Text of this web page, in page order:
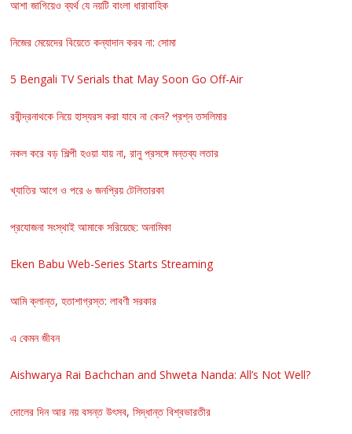
আশা জাগিয়েও ব্যর্থ যে নয়টি বাংলা ধারাবাহিক
নিজের মেয়েদের বিয়েতে কন্যাদান করব না: সোমা
5 Bengali TV Serials that May Soon Go Off-Air
রবীন্দ্রনাথকে নিয়ে হাস্যরস করা যাবে না কেন? প্রশ্ন তসলিমার
নকল করে বড় শিল্পী হওয়া যায় না, রানু প্রসঙ্গে মন্তব্য লতার
খ্যাতির আগে ও পরে ৬ জনপ্রিয় টেলিতারকা
প্রযোজনা সংস্থাই আমাকে সরিয়েছে: অনামিকা
Eken Babu Web-Series Starts Streaming
আমি ক্লান্ত, হতাশাগ্রস্ত: লাবণী সরকার
এ কেমন জীবন
Aishwarya Rai Bachchan and Shweta Nanda: All’s Not Well?
দোলের দিন আর নয় বসন্ত উৎসব, সিদ্ধান্ত বিশ্বভারতীর